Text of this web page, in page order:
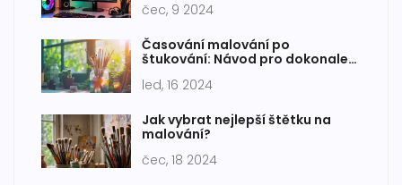
čec, 9 2024
Časování malování po
štukování: Návod pro dokonale
led, 16 2024
Jak vybrat nejlepší štětku na
malování?
čec, 18 2024